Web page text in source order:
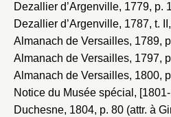
Dezallier d’Argenville, 1779, p.
Dezallier d’Argenville, 1787, t.
Almanach de Versailles, 1789,
Almanach de Versailles, 1797,
Almanach de Versailles, 1800,
Notice du Musée spécial,
Duchesne, 1804, p. 80 (attr. à